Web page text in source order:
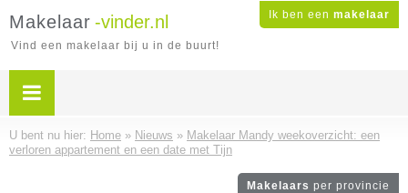
Ik ben een makelaar
Makelaar -vinder.nl
Vind een makelaar bij u in de buurt!
U bent nu hier: Home » Nieuws » Makelaar Mandy weekoverzicht: een
verloren appartement en een date met Tijn
Makelaars per provincie